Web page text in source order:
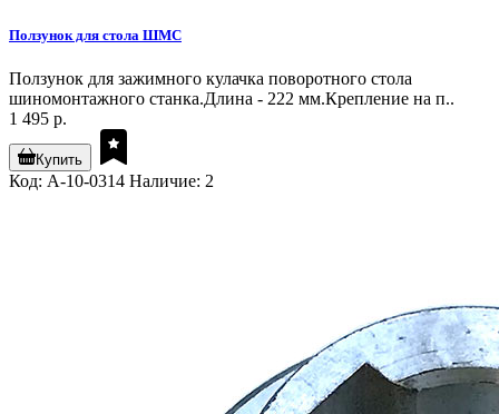
Ползунок для стола ШМС
Ползунок для зажимного кулачка поворотного стола
шиномонтажного станка.Длина - 222 мм.Крепление на п..
1 495 р.
Купить
Код: A-10-0314 Наличие: 2